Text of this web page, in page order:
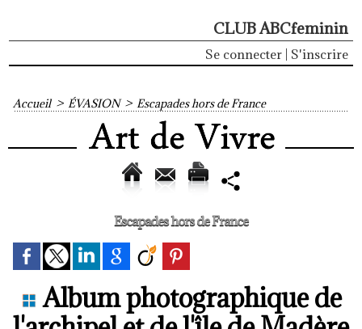
CLUB ABCfeminin
Se connecter S'inscrire
Accueil > ÉVASION > Escapades hors de France
Escapades hors de France
Album photographique de